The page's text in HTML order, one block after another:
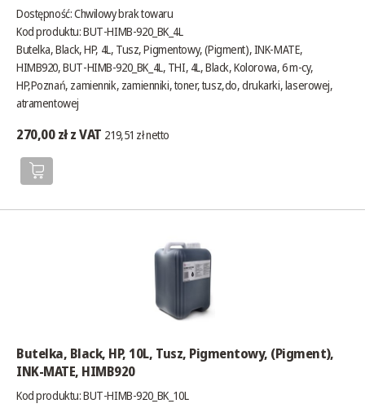
Dostępność:Chwilowy brak towaru
Kod produktu: BUT-HIMB-920_BK_4L
Butelka, Black, HP, 4L, Tusz, Pigmentowy, (Pigment), INK-MATE,
HIMB920, BUT-HIMB-920_BK_4L, THI, 4L, Black, Kolorowa, 6 m-cy,
HP,Poznań, zamiennik, zamienniki, toner, tusz,do, drukarki, laserowej,
atramentowej
270,00 zł z VAT 219,51 zł netto
Butelka, Black, HP, 10L, Tusz, Pigmentowy, (Pigment),
INK-MATE, HIMB920
Kod produktu: BUT-HIMB-920_BK_10L